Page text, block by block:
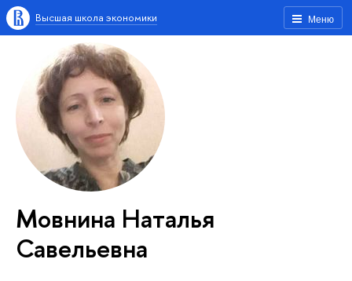
Меню
Высшая школа экономики
Мовнина Наталья
Савельевна